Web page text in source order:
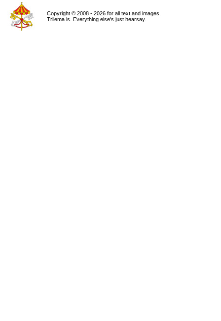
Copyright © 2008 - 2026 for all text and images.
Trilema is. Everything else's just hearsay.